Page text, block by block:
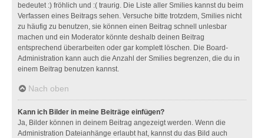
bedeutet :) fröhlich und :( traurig. Die Liste aller Smilies kannst du beim
Verfassen eines Beitrags sehen. Versuche bitte trotzdem, Smilies nicht
zu häufig zu benutzen, sie können einen Beitrag schnell unlesbar
machen und ein Moderator könnte deshalb deinen Beitrag
entsprechend überarbeiten oder gar komplett löschen. Die Board-
Administration kann auch die Anzahl der Smilies begrenzen, die du in
einem Beitrag benutzen kannst.
Nach oben
Kann ich Bilder in meine Beiträge einfügen?
Ja, Bilder können in deinem Beitrag angezeigt werden. Wenn die
Administration Dateianhänge erlaubt hat, kannst du das Bild auch